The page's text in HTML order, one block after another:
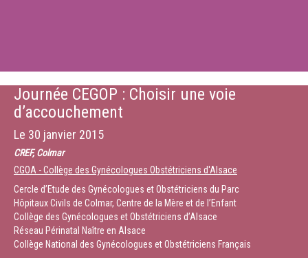
Journée CEGOP : Choisir une voie
d’accouchement
Le 30 janvier 2015
CREF, Colmar
CGOA - Collège des Gynécologues Obstétriciens d'Alsace
Cercle d’Etude des Gynécologues et Obstétriciens du Parc
Hôpitaux Civils de Colmar, Centre de la Mère et de l’Enfant
Collège des Gynécologues et Obstétriciens d’Alsace
Réseau Périnatal Naître en Alsace
Collège National des Gynécologues et Obstétriciens Français